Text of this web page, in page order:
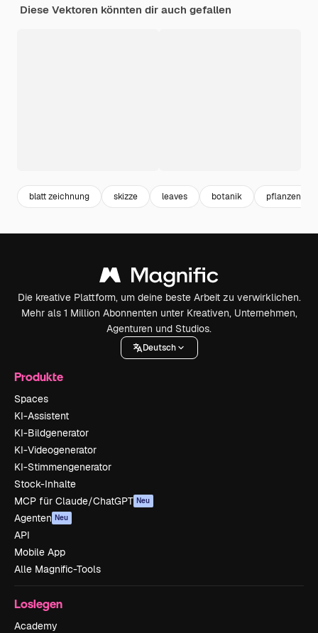
Diese Vektoren könnten dir auch gefallen
blatt zeichnung skizze leaves botanik pflanzen
Die kreative Plattform, um deine beste Arbeit zu verwirklichen.
Mehr als 1 Million Abonnenten unter Kreativen, Unternehmen,
Agenturen und Studios.
Deutsch
Produkte
Spaces
KI-Assistent
KI-Bildgenerator
KI-Videogenerator
KI-Stimmengenerator
Stock-Inhalte
MCP für Claude/ChatGPT Neu
Agenten Neu
API
Mobile App
Alle Magnific-Tools
Loslegen
Academy